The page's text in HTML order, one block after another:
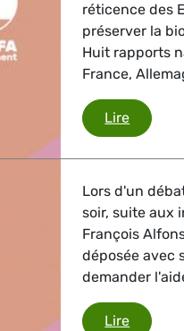
Développement
réticence des
préserver la
Huit rapports
France,
LireNatura
Lors d'un
soir, suite aux
François
déposée avec
demander
LireFeux de